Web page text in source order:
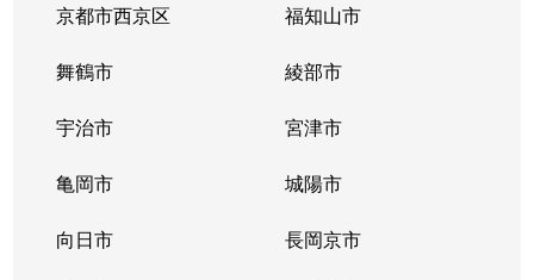
京都市西京区 福知山市
舞鶴市 綾部市
宇治市 宮津市
亀岡市 城陽市
向日市 長岡京市